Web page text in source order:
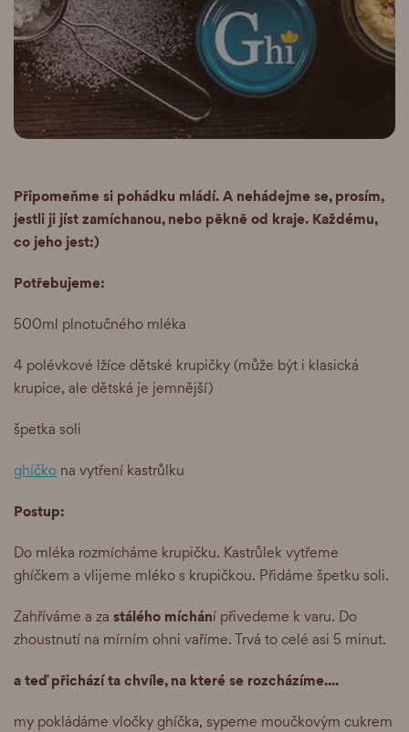
Připomeňme si pohádku mládí. A nehádejme se, prosím,
jestli ji jíst zamíchanou, nebo pěkně od kraje. Každému,
co jeho jest:)
Potřebujeme:
500ml plnotučného mléka
4 polévkové lžíce dětské krupičky (může být i klasická
krupice, ale dětská je jemnější)
špetka soli
ghíčko na vytření kastrůlku
Postup:
Do mléka rozmícháme krupičku. Kastrůlek vytřeme
ghíčkem a vlijeme mléko s krupičkou. Přidáme špetku soli.
Zahříváme a za stálého míchání přivedeme k varu. Do
zhoustnutí na mírním ohni vaříme. Trvá to celé asi 5 minut.
a teď přichází ta chvíle, na které se rozcházíme....
my pokládáme vločky ghíčka, sypeme moučkovým cukrem